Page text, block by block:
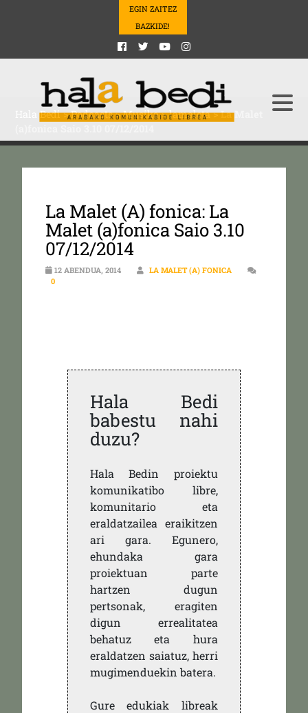
EGIN ZAITEZ
BAZKIDE!
Hala Bedi>Podcasts>Musika>lamaleta>La Malet
La Malet (A) fonica: La
Malet (a)fonica Saio 3.10
07/12/2014
12 ABENDUA, 2014
LA MALET (A) FONICA
0
Hala Bedi
babestu nahi
duzu?
Hala Bedin proiektu
komunikatibo libre,
komunitario eta
eraldatzailea eraikitzen
ari gara. Egunero,
ehundaka gara
proiektuan parte
hartzen dugun
pertsonak, eragiten
digun errealitatea
behatuz eta hura
eraldatzen saiatuz, herri
mugimenduekin batera.
Gure edukiak libreak